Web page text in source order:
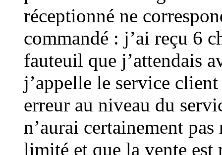
réceptionné ne
commandé : j’ai reçu 6
fauteuil que j’attendais
j’appelle le service
erreur au niveau du
n’aurai certainement
limité et que la vente